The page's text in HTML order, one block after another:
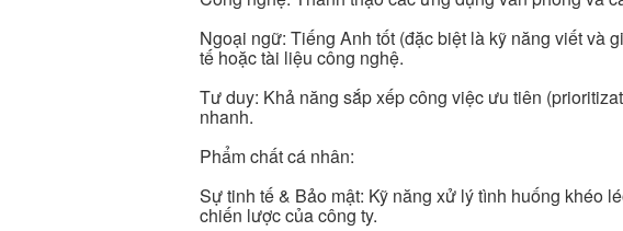
Ngoại ngữ: Tiếng Anh tốt (đặc biệt là kỹ năng viết và
tế hoặc tài liệu công nghệ.
Tư duy: Khả năng sắp xếp công việc ưu tiên
nhanh.
Phẩm chất cá nhân:
Sự tinh tế & Bảo mật: Kỹ năng xử lý tình huống khéo
chiến lược của công ty.